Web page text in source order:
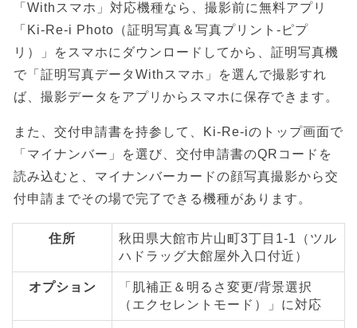
「Withスマホ」対応機種なら、撮影前に無料アプリ
「Ki-Re-i Photo（証明写真＆写真プリント-ピプ
リ）」をスマホにダウンロードしてから、証明写真機
で「証明写真データWithスマホ」を選んで撮影すれ
ば、撮影データをアプリからスマホに保存できます。
また、交付申請書を持参して、Ki-Re-iのトップ画面で
「マイナンバー」を選び、交付申請書のQRコードを
読み込むと、マイナンバーカードの顔写真撮影から交
付申請までその場で完了できる機種があります。
住所
秋田県大館市片山町3丁目1-1（ツル
ハドラッグ大館屋外入口付近）
オプション
「肌補正＆明るさ変更/背景選択
（エクセレントモード）」に対応